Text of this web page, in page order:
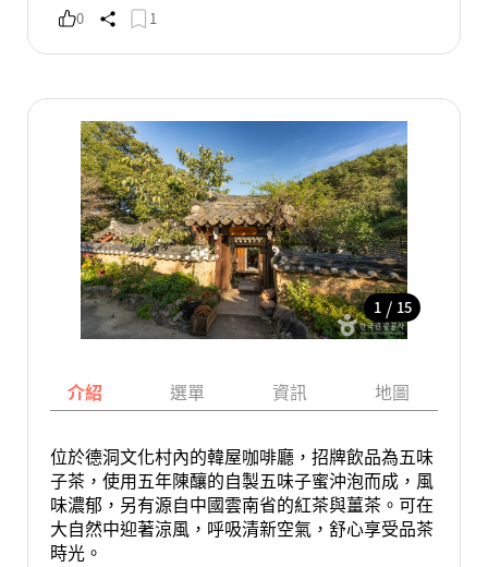
0 1
1 / 15
介紹 選單 資訊 地圖
位於德洞文化村內的韓屋咖啡廳，招牌飲品為五味
子茶，使用五年陳釀的自製五味子蜜沖泡而成，風
味濃郁，另有源自中國雲南省的紅茶與薑茶。可在
大自然中迎著涼風，呼吸清新空氣，舒心享受品茶
時光。